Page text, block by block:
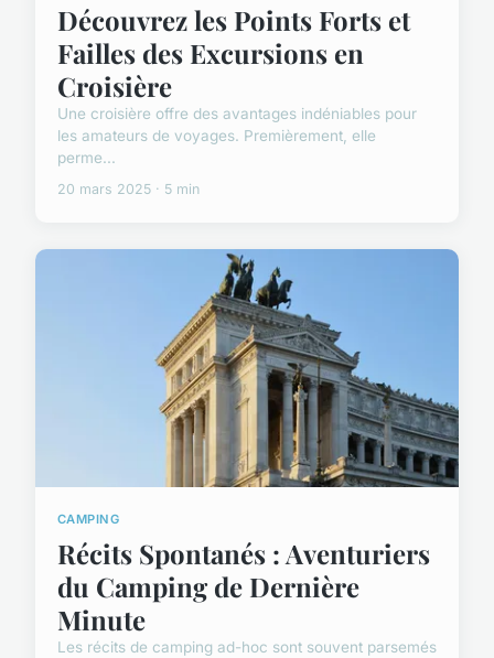
Découvrez les Points Forts et
Failles des Excursions en
Croisière
Une croisière offre des avantages indéniables pour
les amateurs de voyages. Premièrement, elle
perme...
20 mars 2025 · 5 min
CAMPING
Récits Spontanés : Aventuriers
du Camping de Dernière
Minute
Les récits de camping ad-hoc sont souvent parsemés